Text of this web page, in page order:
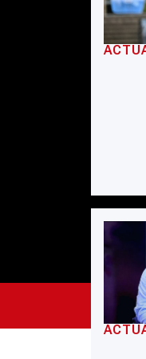
Ligue 1
Ligue 2